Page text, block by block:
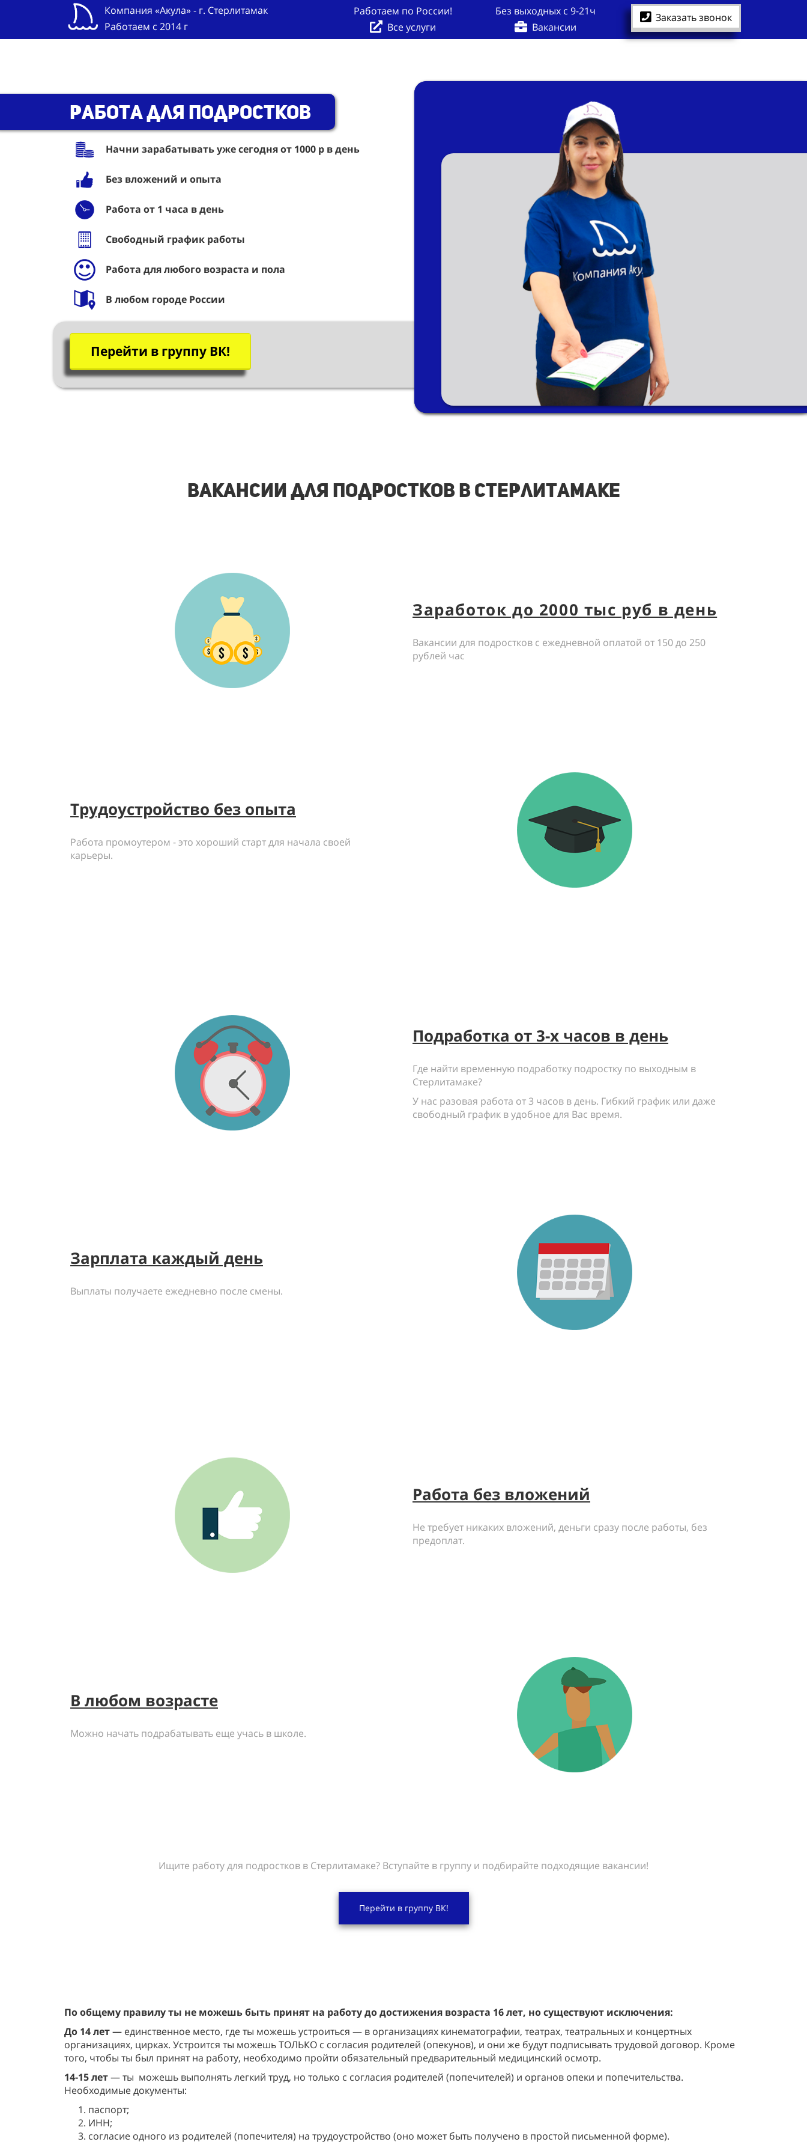
Компания «Акула» - г. Стерлитамак
Работаем с 2014 г
Работаем по России!
Все услуги
Без выходных с 9-21ч
Вакансии
Заказать звонок
Работа для подростков
Начни зарабатывать уже сегодня от 1000 р в день
Без вложений и опыта
Работа от 1 часа в день
Свободный график работы
Работа для любого возраста и пола
В любом городе России
Перейти в группу ВК!
Вакансии для подростков в Стерлитамаке
Заработок до 2000 тыс руб в день
Вакансии для подростков с ежедневной оплатой от 150 до 250
рублей час
Трудоустройство без опыта
Работа промоутером - это хороший старт для начала своей
карьеры.
Подработка от 3-х часов в день
Где найти временную подработку подростку по выходным в
Стерлитамаке?
У нас разовая работа от 3 часов в день. Гибкий график или даже
свободный график в удобное для Вас время.
Зарплата каждый день
Выплаты получаете ежедневно после смены.
Работа без вложений
Не требует никаких вложений, деньги сразу после работы, без
предоплат.
В любом возрасте
Можно начать подрабатывать еще учась в школе.
Ищите работу для подростков в Стерлитамаке? Вступайте в группу и подбирайте подходящие вакансии!
Перейти в группу ВК!
По общему правилу ты не можешь быть принят на работу до достижения возраста 16 лет, но существуют исключения:
До 14 лет — единственное место, где ты можешь устроиться — в организациях кинематографии, театрах, театральных и концертных
организациях, цирках. Устроится ты можешь ТОЛЬКО с согласия родителей (опекунов), и они же будут подписывать трудовой договор. Кроме
того, чтобы ты был принят на работу, необходимо пройти обязательный предварительный медицинский осмотр.
14-15 лет— ты можешь выполнять легкий труд, но только с согласия родителей (попечителей) и органов опеки и попечительства.
Необходимые документы:
паспорт;
ИНН;
согласие одного из родителей (попечителя) на трудоустройство (оно может быть получено в простой письменной форме).